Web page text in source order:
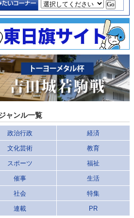
ャンル一覧
政治行政 経済
文化芸術 教育
スポーツ 福祉
催事 生活
社会 特集
連載 PR